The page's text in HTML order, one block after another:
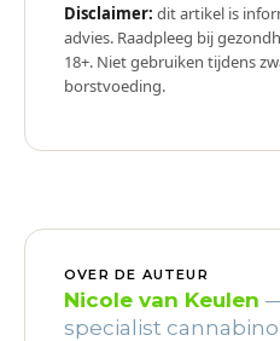
Disclaimer: dit artikel is
advies. Raadpleeg bij
18+. Niet gebruiken tijdens
borstvoeding.
OVER DE AUTEUR
Nicole van Keulen
specialist